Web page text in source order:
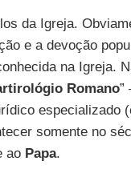
da Igreja.
e a devoção
na Igreja.
Romano”
especializado
somente no
ao Papa.